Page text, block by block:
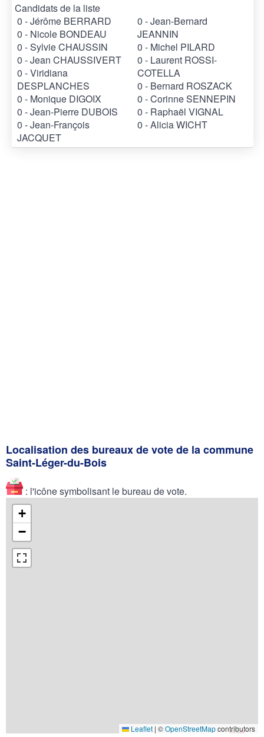
Candidats de la liste
0 - Jérôme BERRARD
0 - Nicole BONDEAU
0 - Sylvie CHAUSSIN
0 - Jean CHAUSSIVERT
0 - Viridiana
DESPLANCHES
0 - Monique DIGOIX
0 - Jean-Pierre DUBOIS
0 - Jean-François
JACQUET
0 - Jean-Bernard
JEANNIN
0 - Michel PILARD
0 - Laurent ROSSI-
COTELLA
0 - Bernard ROSZACK
0 - Corinne SENNEPIN
0 - Raphaël VIGNAL
0 - Alicia WICHT
Localisation des bureaux de vote de la commune
Saint-Léger-du-Bois
: l'icône symbolisant le bureau de vote.
+
−
Leaflet | ©OpenStreetMapcontributors